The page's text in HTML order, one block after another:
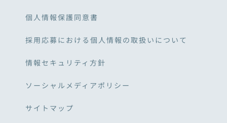
個人情報保護同意書
採用応募における個人情報の取扱いについて
情報セキュリティ方針
ソーシャルメディアポリシー
サイトマップ